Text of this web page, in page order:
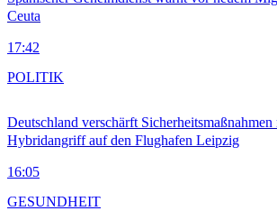
Ceuta
17:42
Deutschland verschärft
Hybridangriff auf den Flughafen Leipzig
16:05
POLITIK
GESUNDHEIT